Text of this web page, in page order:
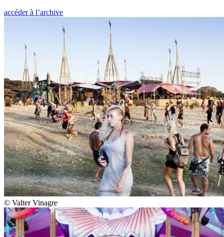
accéder à l’archive
© Valter Vinagre